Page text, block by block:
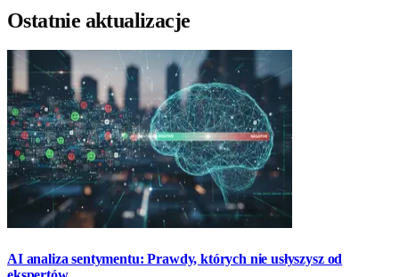
Ostatnie aktualizacje
AI analiza sentymentu: Prawdy, których nie usłyszysz od